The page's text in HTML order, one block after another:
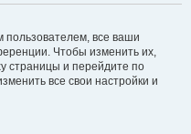
пользователем, все ваши
Чтобы изменить их,
страницы и перейдите по
все свои настройки и